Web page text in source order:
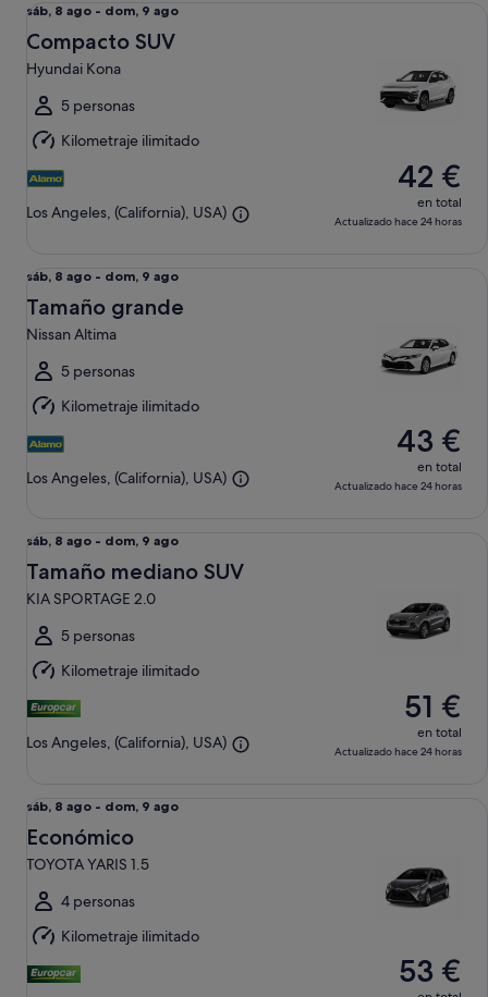
Del
sáb,
8
ago
al
dom,
9
ago
sáb, 8 ago - dom, 9 ago
Compacto SUV
Hyundai Kona
5 personas
Kilometraje ilimitado
Los Angeles, (California), USA)
42 €
en total
Actualizado hace 24 horas
Del
sáb,
8
ago
al
dom,
9
ago
sáb, 8 ago - dom, 9 ago
Tamaño grande
Nissan Altima
5 personas
Kilometraje ilimitado
Los Angeles, (California), USA)
43 €
en total
Actualizado hace 24 horas
Del
sáb,
8
ago
al
dom,
9
ago
sáb, 8 ago - dom, 9 ago
Tamaño mediano SUV
KIA SPORTAGE 2.0
5 personas
Kilometraje ilimitado
Los Angeles, (California), USA)
51 €
en total
Actualizado hace 24 horas
Del
sáb,
8
ago
al
dom,
9
ago
sáb, 8 ago - dom, 9 ago
Económico
TOYOTA YARIS 1.5
4 personas
Kilometraje ilimitado
53 €